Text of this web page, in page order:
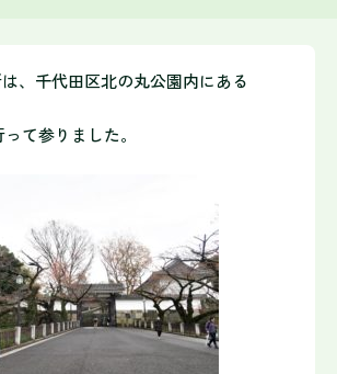
、千代田区北の丸公園内にある
て参りました。